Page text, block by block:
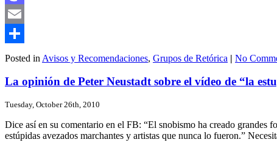
Mastodon
Email
Share
Posted in Avisos y Recomendaciones, Grupos de Retórica | No
La opinión de Peter Neustadt sobre el vídeo de “la
Tuesday, October 26th, 2010
Dice así en su comentario en el FB: “El snobismo ha creado grandes
estúpidas avezados marchantes y artistas que nunca lo fueron.”